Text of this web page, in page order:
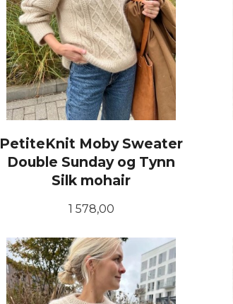
PetiteKnit Moby Sweater
Double Sunday og Tynn
Silk mohair
Pris
1 578,00
LES MER